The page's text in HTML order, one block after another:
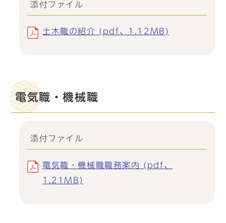
添付ファイル
土木職の紹介 (pdf、1.12MB)
電気職・機械職
添付ファイル
電気職・機械職職務案内 (pdf、
1.21MB)